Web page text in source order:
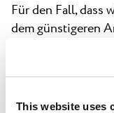
This website uses
Für den Fall, dass
dem günstigeren
eine der oben
ist, behalten Sie
Buchung –